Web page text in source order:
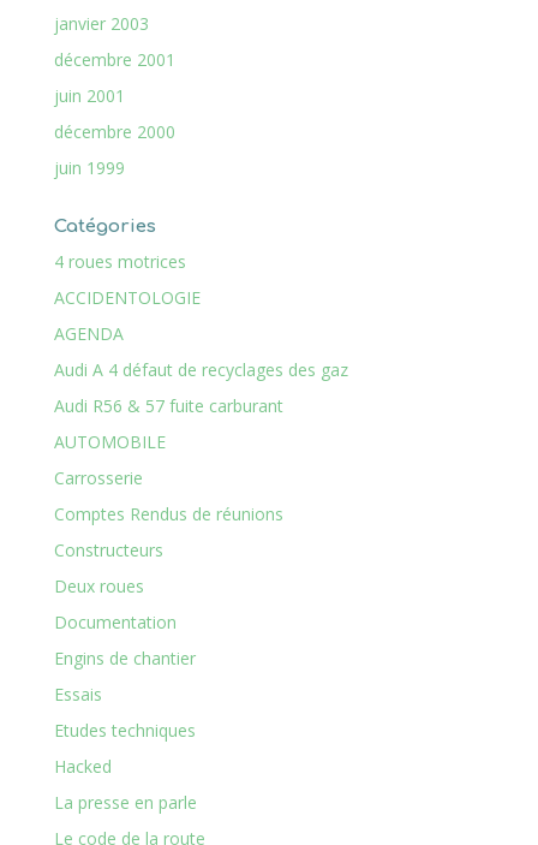
janvier 2003
décembre 2001
juin 2001
décembre 2000
juin 1999
Catégories
4 roues motrices
ACCIDENTOLOGIE
AGENDA
Audi A 4 défaut de recyclages des gaz
Audi R56 & 57 fuite carburant
AUTOMOBILE
Carrosserie
Comptes Rendus de réunions
Constructeurs
Deux roues
Documentation
Engins de chantier
Essais
Etudes techniques
Hacked
La presse en parle
Le code de la route